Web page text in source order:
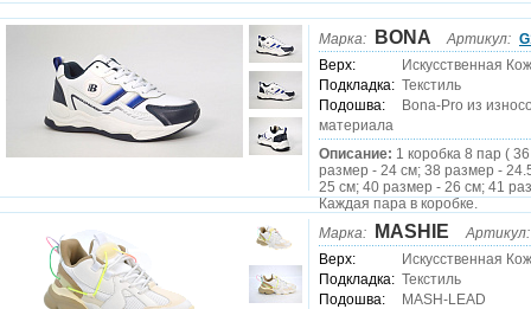
Марка: BONA Артикул:
Верх:
Искусственная
Подкладка: Текстиль
Подошва:
Bona-Pro из
материала
Описание: 1 коробка 8 пар (
размер - 24 см; 38 размер -
25 см; 40 размер - 26 см; 41
Каждая пара в коробке.
Марка:
MASHIE
Артикул:
Верх:
Искусственная
Подкладка: Текстиль
Подошва:
MASH-LEAD